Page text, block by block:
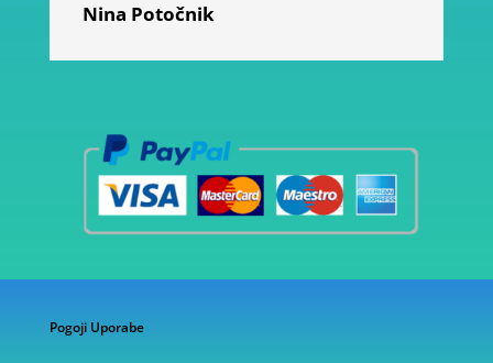
Nina Potočnik
Pogoji Uporabe